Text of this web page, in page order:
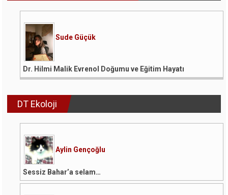
Sude Güçük
Dr. Hilmi Malik Evrenol Doğumu ve Eğitim Hayatı
DT Ekoloji
Aylin Gençoğlu
Sessiz Bahar’a selam…